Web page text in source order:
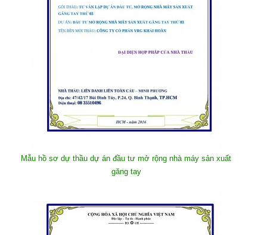
Mẫu hồ sơ dự thầu dự án đầu tư mở rộng nhà máy sản xuất
găng tay